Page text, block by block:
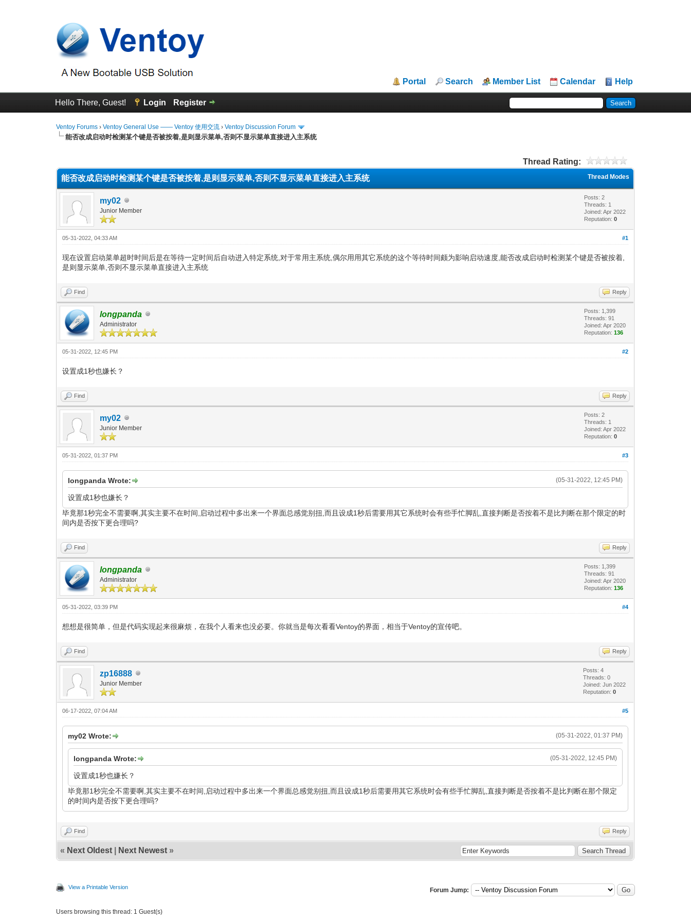
Portal Search Member List Calendar Help
Hello There, Guest! Login Register
Ventoy Forums ›Ventoy General Use —— Ventoy 使用交流 ›Ventoy Discussion Forum
能否改成启动时检测某个键是否被按着,是则显示菜单,否则不显示菜单直接进入主系统
Thread Rating:
Thread Modes
能否改成启动时检测某个键是否被按着,是则显示菜单,否则不显示菜单直接进入主系统
my02
Junior Member
Posts: 2
Threads: 1
Joined: Apr 2022
Reputation:0
#1
05-31-2022, 04:33 AM
现在设置启动菜单超时时间后是在等待一定时间后自动进入特定系统,对于常用主系统,偶尔用用其它系统的这个等待时间颇为影响启动速度,能否改成启动时检测某个键是否被按着,
是则显示菜单,否则不显示菜单直接进入主系统
Find Reply
longpanda
Administrator
Posts: 1,399
Threads: 91
Joined: Apr 2020
Reputation:136
#2
05-31-2022, 12:45 PM
设置成1秒也嫌长？
Find Reply
my02
Junior Member
Posts: 2
Threads: 1
Joined: Apr 2022
Reputation:0
#3
05-31-2022, 01:37 PM
(05-31-2022, 12:45 PM)
longpanda Wrote:
设置成1秒也嫌长？
毕竟那1秒完全不需要啊,其实主要不在时间,启动过程中多出来一个界面总感觉别扭,而且设成1秒后需要用其它系统时会有些手忙脚乱,直接判断是否按着不是比判断在那个限定的时
间内是否按下更合理吗?
Find Reply
longpanda
Administrator
Posts: 1,399
Threads: 91
Joined: Apr 2020
Reputation:136
#4
05-31-2022, 03:39 PM
想想是很简单，但是代码实现起来很麻烦，在我个人看来也没必要。你就当是每次看看Ventoy的界面，相当于Ventoy的宣传吧。
Find Reply
zp16888
Junior Member
Posts: 4
Threads: 0
Joined: Jun 2022
Reputation:0
#5
06-17-2022, 07:04 AM
(05-31-2022, 01:37 PM)
my02 Wrote:
(05-31-2022, 12:45 PM)
longpanda Wrote:
设置成1秒也嫌长？
毕竟那1秒完全不需要啊,其实主要不在时间,启动过程中多出来一个界面总感觉别扭,而且设成1秒后需要用其它系统时会有些手忙脚乱,直接判断是否按着不是比判断在那个限定
的时间内是否按下更合理吗?
Find Reply
« Next Oldest Next Newest »
View a Printable Version Forum Jump:
Users browsing this thread: 1 Guest(s)